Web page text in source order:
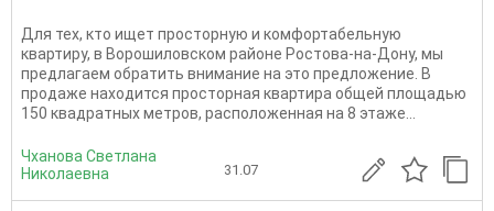
Для тех, кто ищет просторную и комфортабельную
квартиру, в Ворошиловском районе Ростова-на-Дону, мы
предлагаем обратить внимание на это предложение. В
продаже находится просторная квартира общей площадью
150 квадратных метров, расположенная на 8 этаже...
Чханова Светлана
Николаевна
31.07